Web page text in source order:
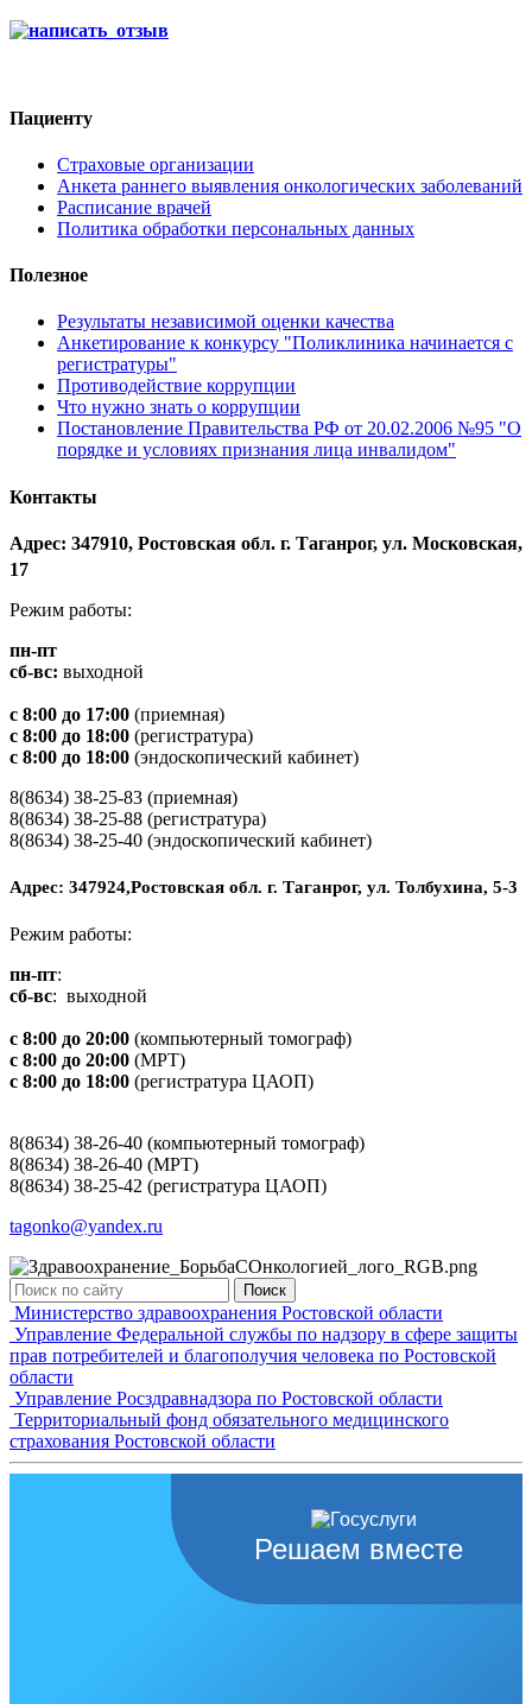
Пациенту
Страховые организации
Анкета раннего выявления онкологических заболеваний
Расписание врачей
Политика обработки персональных данных
Полезное
Результаты независимой оценки качества
Анкетирование к конкурсу "Поликлиника начинается с
регистратуры"
Противодействие коррупции
Что нужно знать о коррупции
Постановление Правительства РФ от 20.02.2006 №95 "О
порядке и условиях признания лица инвалидом"
Контакты
Адрес: 347910, Ростовская обл. г. Таганрог, ул. Московская,
17
Режим работы:
пн-пт
сб-вс: выходной
с 8:00 до 17:00 (приемная)
с 8:00 до 18:00 (регистратура)
с 8:00 до 18:00 (эндоскопический кабинет)
8(8634) 38-25-83 (приемная)
8(8634) 38-25-88 (регистратура)
8(8634) 38-25-40 (эндоскопический кабинет)
Адрес: 347924,Ростовская обл. г. Таганрог, ул. Толбухина, 5-3
Режим работы:
пн-пт:
сб-вс: выходной
с 8:00 до 20:00 (компьютерный томограф)
с 8:00 до 20:00 (МРТ)
с 8:00 до 18:00 (регистратура ЦАОП)
8(8634) 38-26-40 (компьютерный томограф)
8(8634) 38-26-40 (МРТ)
8(8634) 38-25-42 (регистратура ЦАОП)
tagonko@yandex.ru
Поиск
Министерство здравоохранения Ростовской области
Управление Федеральной службы по надзору в сфере защиты
прав потребителей и благополучия человека по Ростовской
области
Управление Росздравнадзора по Ростовской области
Территориальный фонд обязательного медицинского
страхования Ростовской области
Решаем вместе